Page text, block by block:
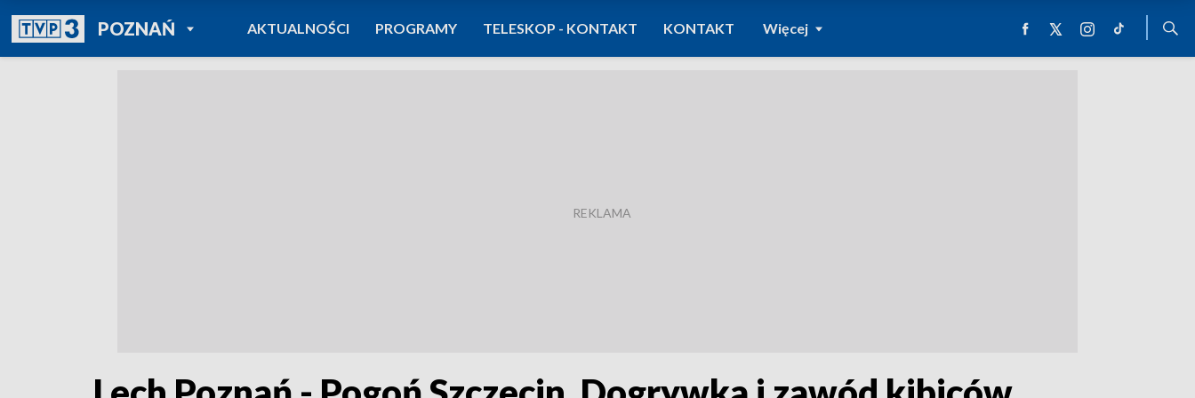
POZNAŃPOWRÓT DO
TVP REGIONY
AKTUALNOŚCI PROGRAMY TELESKOP - KONTAKT KONTAKT Więcej